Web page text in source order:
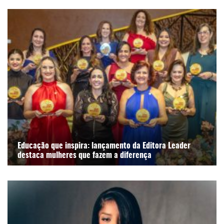
Educação que inspira: lançamento da Editora Leader
destaca mulheres que fazem a diferença